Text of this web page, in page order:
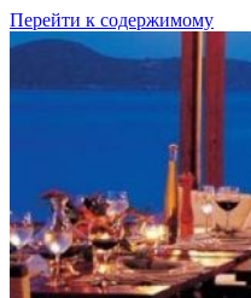
Перейти к содержимому